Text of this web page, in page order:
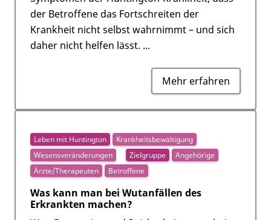
der Betroffene das Fortschreiten der
Krankheit nicht selbst wahrnimmt – und sich
daher nicht helfen lässt. ...
Mehr erfahren
Was kann man bei Wutanfällen des
Erkrankten machen?
Leben mit Huntington
Krankheitsbewältigung
Wesensveränderungen
Zielgruppe
Angehörige
Ärzte/Therapeuten
Betroffene